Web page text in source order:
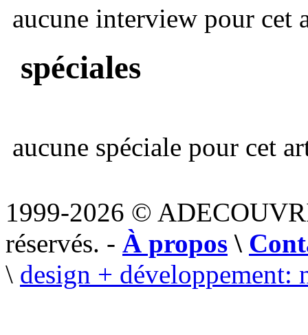
aucune interview pour cet
spéciales
aucune spéciale pour cet
1999-2026 ©
réservés. - À propos \
\ design + développement: